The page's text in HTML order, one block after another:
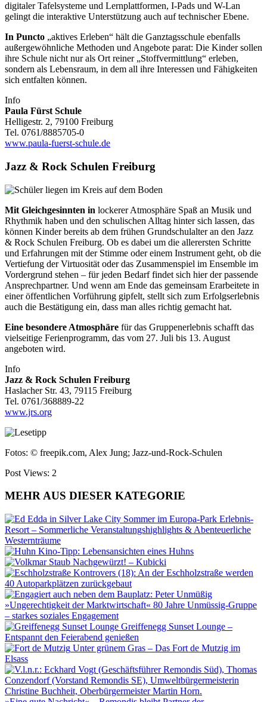
digitaler Tafelsysteme und Lernplattformen, I-Pads und W-Lan
gelingt die interaktive Unterstützung auch auf technischer Ebene.
In Puncto „aktives Erleben“ hält die Ganztagsschule ebenfalls
außergewöhnliche Methoden und Angebote parat: Die Kinder sollen
ihre Schule nicht nur als Ort reiner „Stoffvermittlung“ erleben,
sondern als Lebensraum, in dem all ihre Interessen und Fähigkeiten
sich entfalten können.
Info
Paula Fürst Schule
Helligestr. 2, 79100 Freiburg
Tel. 0761/8885705-0
www.paula-fuerst-schule.de
Jazz & Rock Schulen Freiburg
Mit Gleichgesinnten in lockerer Atmosphäre Spaß an Musik und
Rhythmik haben und den schulischen Alltag hinter sich lassen, das
können Kinder bereits ab dem frühen Grundschulalter an den Jazz
& Rock Schulen Freiburg. Ob es dabei um die allerersten Schritte
und Erfahrungen mit der Stimme oder einem Instrument geht, ob die
Vertiefung der Virtuosität oder das Zusammenspiel im Ensemble im
Vordergrund stehen – für jeden Bedarf findet sich hier der passende
Ansprechpartner. Und wenn am Ende das gemeinsam Erarbeitete in
einer öffentlichen Vorführung gipfelt, stellt sich zum Erfolgserlebnis
auch die Bestätigung ein, dass man alles richtig gemacht hat.
Eine besondere Atmosphäre für das Gruppenerlebnis schafft das
vielseitige Ferienprogramm, das vom 27. Juli bis 13. August
angeboten wird.
Info
Jazz & Rock Schulen Freiburg
Haslacher Str. 43, 79115 Freiburg
Tel. 0761/368889-22
www.jrs.org
Fotos: © freepik.com, Alex Jung; Jazz-und-Rock-Schulen
Post Views: 2
MEHR AUS DIESER KATEGORIE
Sommer im Europa-Park Erlebnis-
Resort – Sommerliche Veranstaltungshighlights & Abenteuerliche
Westernträume
Kino-Tipp: Lebensansichten eines Huhns
Nachgewürzt! – Kubicki
Kontrovers (18): An der Eschholzstraße werden
40 Autoparkplätzen zurückgebaut
»Ungerechtigkeit der Marktwirtschaft« 80 Jahre Unmüssig-Gruppe
– starkes soziales Engagement
Greiffenegg Sunset Lounge –
Entspannt den Feierabend genießen
Unter grünem Gras – Das Fort de Mutzig im
Elsass